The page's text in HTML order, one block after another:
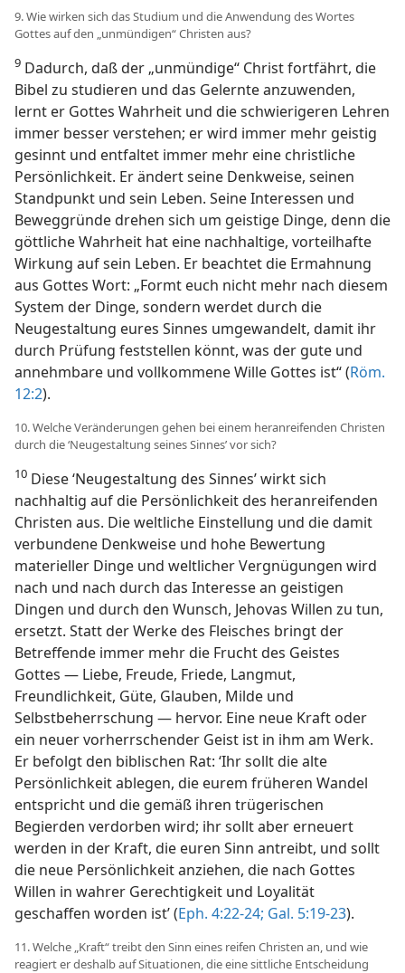
9. Wie wirken sich das Studium und die Anwendung des Wortes
Gottes auf den „unmündigen“ Christen aus?
9 Dadurch, daß der „unmündige“ Christ fortfährt, die
Bibel zu studieren und das Gelernte anzuwenden,
lernt er Gottes Wahrheit und die schwierigeren Lehren
immer besser verstehen; er wird immer mehr geistig
gesinnt und entfaltet immer mehr eine christliche
Persönlichkeit. Er ändert seine Denkweise, seinen
Standpunkt und sein Leben. Seine Interessen und
Beweggründe drehen sich um geistige Dinge, denn die
göttliche Wahrheit hat eine nachhaltige, vorteilhafte
Wirkung auf sein Leben. Er beachtet die Ermahnung
aus Gottes Wort: „Formt euch nicht mehr nach diesem
System der Dinge, sondern werdet durch die
Neugestaltung eures Sinnes umgewandelt, damit ihr
durch Prüfung feststellen könnt, was der gute und
annehmbare und vollkommene Wille Gottes ist“ (Röm.
12:2).
10. Welche Veränderungen gehen bei einem heranreifenden Christen
durch die ‘Neugestaltung seines Sinnes’ vor sich?
10 Diese ‘Neugestaltung des Sinnes’ wirkt sich
nachhaltig auf die Persönlichkeit des heranreifenden
Christen aus. Die weltliche Einstellung und die damit
verbundene Denkweise und hohe Bewertung
materieller Dinge und weltlicher Vergnügungen wird
nach und nach durch das Interesse an geistigen
Dingen und durch den Wunsch, Jehovas Willen zu tun,
ersetzt. Statt der Werke des Fleisches bringt der
Betreffende immer mehr die Frucht des Geistes
Gottes — Liebe, Freude, Friede, Langmut,
Freundlichkeit, Güte, Glauben, Milde und
Selbstbeherrschung — hervor. Eine neue Kraft oder
ein neuer vorherrschender Geist ist in ihm am Werk.
Er befolgt den biblischen Rat: ‘Ihr sollt die alte
Persönlichkeit ablegen, die eurem früheren Wandel
entspricht und die gemäß ihren trügerischen
Begierden verdorben wird; ihr sollt aber erneuert
werden in der Kraft, die euren Sinn antreibt, und sollt
die neue Persönlichkeit anziehen, die nach Gottes
Willen in wahrer Gerechtigkeit und Loyalität
geschaffen worden ist’ (Eph. 4:22-24; Gal. 5:19-23).
11. Welche „Kraft“ treibt den Sinn eines reifen Christen an, und wie
reagiert er deshalb auf Situationen, die eine sittliche Entscheidung